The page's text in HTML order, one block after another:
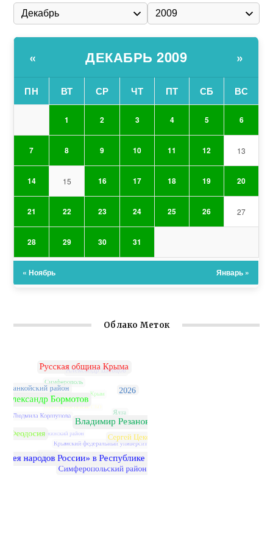
« ДЕКАБРЬ 2009 »
ПН ВТ СР ЧТ ПТ СБ ВС
1 2 3 4 5 6
7 8 9 10 11 12 13
14 15 16 17 18 19 20
21 22 23 24 25 26 27
28 29 30 31
« Ноябрь Январь »
Облако Меток